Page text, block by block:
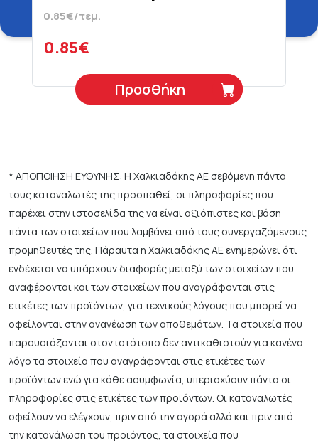
0.85€/τεμ.
0.85€
Προσθήκη
* ΑΠΟΠΟΙΗΣΗ ΕΥΘΥΝΗΣ: Η Χαλκιαδάκης ΑΕ σεβόμενη πάντα
τους καταναλωτές της προσπαθεί, οι πληροφορίες που
παρέχει στην ιστοσελίδα της να είναι αξιόπιστες και βάση
πάντα των στοιχείων που λαμβάνει από τους συνεργαζόμενους
προμηθευτές της. Πάραυτα η Χαλκιαδάκης ΑΕ ενημερώνει ότι
ενδέχεται να υπάρχουν διαφορές μεταξύ των στοιχείων που
αναφέρονται και των στοιχείων που αναγράφονται στις
ετικέτες των προϊόντων, για τεχνικούς λόγους που μπορεί να
οφείλονται στην ανανέωση των αποθεμάτων. Τα στοιχεία που
παρουσιάζονται στον ιστότοπο δεν αντικαθιστούν για κανένα
λόγο τα στοιχεία που αναγράφονται στις ετικέτες των
προϊόντων ενώ για κάθε ασυμφωνία, υπερισχύουν πάντα οι
πληροφορίες στις ετικέτες των προϊόντων. Οι καταναλωτές
οφείλουν να ελέγχουν, πριν από την αγορά αλλά και πριν από
την κατανάλωση του προϊόντος, τα στοιχεία που